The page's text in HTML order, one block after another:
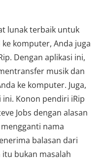
lunak terbaik untuk
komputer, Anda juga
Dengan aplikasi ini,
musik dan
ke komputer. Juga,
Konon pendiri iRip
Jobs dengan alasan
nama
balasan dari
itu bukan masalah